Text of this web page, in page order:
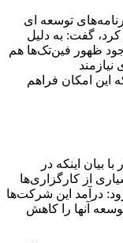
توسعه ای
گفت: به دلیل
ظهور فین‌تک‌ها هم
این امکان فراهم
بیان اینکه در
از کارگزاری‌ها
درآمد این شرکت‌ها
آنها را کاهش